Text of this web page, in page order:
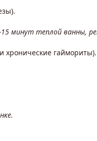
15 минут теплой ванны,
хронические гаймориты).